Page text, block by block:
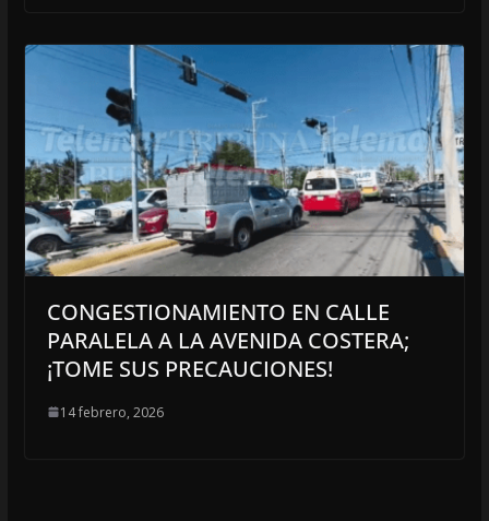
CONGESTIONAMIENTO EN CALLE
PARALELA A LA AVENIDA COSTERA;
¡TOME SUS PRECAUCIONES!
14 febrero, 2026